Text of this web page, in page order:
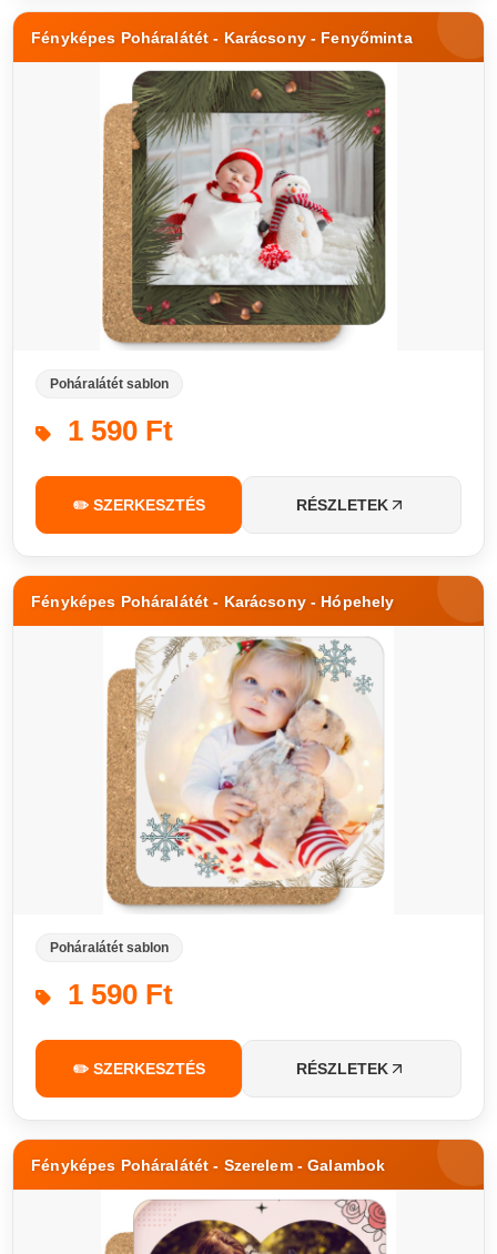
Fényképes Poháralátét - Karácsony - Fenyőminta
Poháralátét sablon
1 590 Ft
✏️ SZERKESZTÉS RÉSZLETEK
Fényképes Poháralátét - Karácsony - Hópehely
Poháralátét sablon
1 590 Ft
✏️ SZERKESZTÉS RÉSZLETEK
Fényképes Poháralátét - Szerelem - Galambok